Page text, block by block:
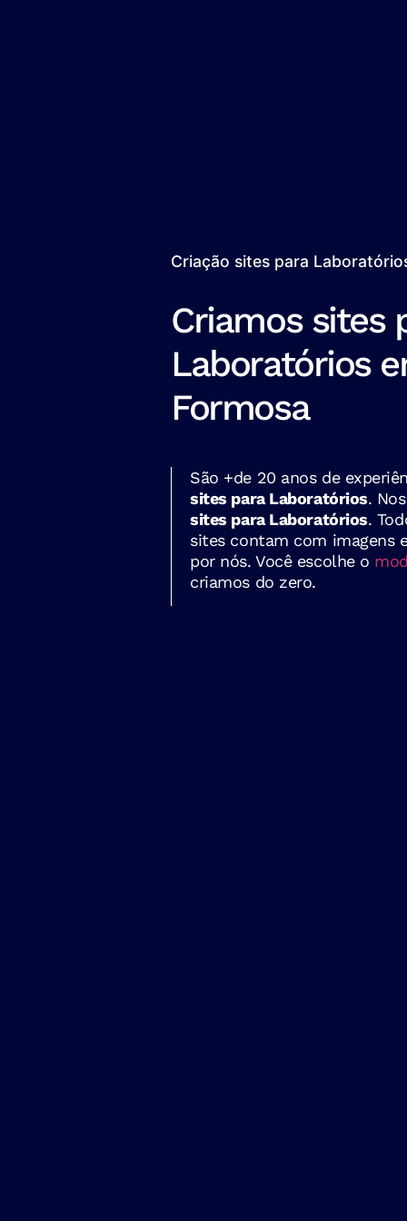
Criação sites para
Criamos sites
Laboratórios
Formosa
São +de 20 anos de
sites para Laboratórios.
sites para Laboratórios.
sites contam com imagens
por nós. Você escolhe o
criamos do zero.